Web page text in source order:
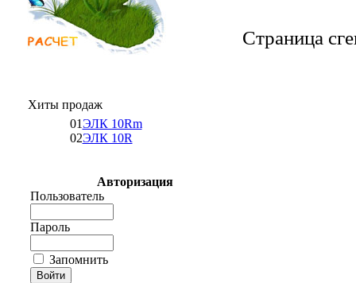
Хиты продаж
01ЭЛК 10Rm
02ЭЛК 10R
Авторизация
Пользователь
Пароль
Запомнить
Страница